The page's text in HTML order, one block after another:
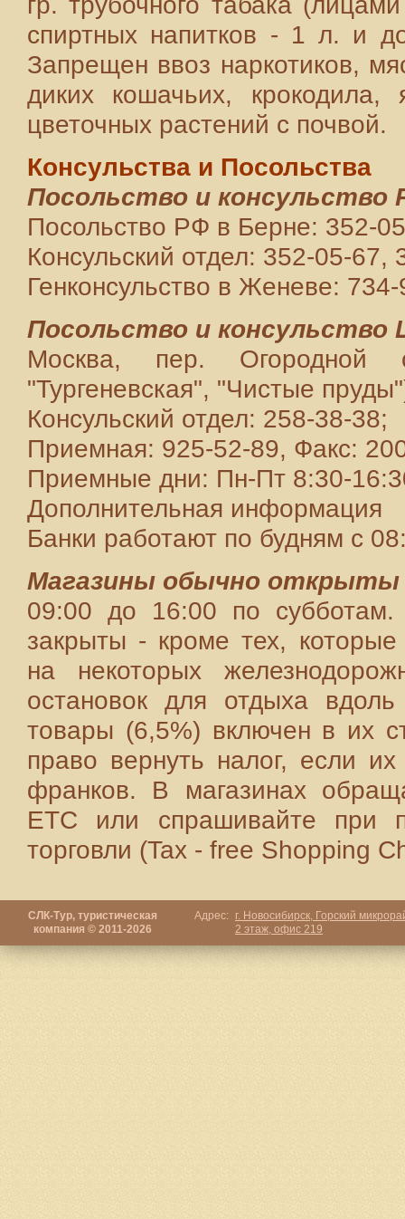
спиртных напитков - 1 л. и
Запрещен ввоз наркотиков,
диких кошачьих,
цветочных растений с почвой.
Консульства и Посольства
Посольство и консульство
Посольство РФ в Берне: 352-
Консульский отдел: 352-05-67,
Генконсульство в Женеве:
Посольство и консульство
Москва, пер.
"Тургеневская", "Чистые
Консульский отдел: 258-38-38;
Приемная: 925-52-89, Факс:
Приемные дни: Пн-Пт 8:30-
Дополнительная информация
Банки работают по будням с
Магазины обычно открыты
09:00 до 16:00 по субботам.
закрыты - кроме тех,
на некоторых
остановок для отдыха
товары (6,5%) включен в их
право вернуть налог, если
франков. В магазинах
ETC или спрашивайте при
торговли (Tax - free Shopping
СЛК-Тур, туристическая
компания © 2011-2026
Адрес:
г. Новосибирск, Горский
2 этаж, офис 219